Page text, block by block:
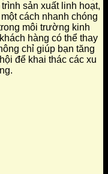
sản xuất linh hoạt,
cách nhanh chóng
môi trường kinh
hàng có thể thay
chỉ giúp bạn tăng
để khai thác các xu